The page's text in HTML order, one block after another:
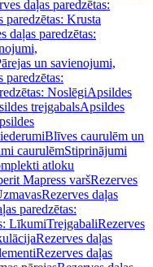
daļas paredzētas:
paredzētas: Krusta
daļas paredzētas:
un savienojumi,
paredzētas:
NoslēgiApsildes
trejgabalsApsildes
Blīves caurulēm un
caurulēmStiprinājumi
atloku
Mapress varšRezerves
Rezerves daļas
paredzētas:
LīkumiTrejgabaliRezerves
Rezerves daļas
Rezerves daļas